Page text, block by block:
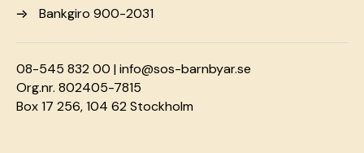
Bankgiro 900-2031
08-545 832 00 |info@sos-barnbyar.se
Org.nr. 802405-7815
Box 17 256, 104 62 Stockholm